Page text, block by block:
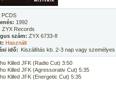
PCDS
1992
ZYX Records
szám: ZYX 6733-8
Használt
idő: Kiszállítás kb. 2-3 nap vagy
Killed JFK (Radio Cut) 3:50
Killed JFK (Agressorativ Cut) 5:35
Killed JFK (Energetic Cut) 5:35